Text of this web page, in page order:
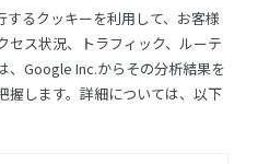
るクッキーを利用して、お客様
セス状況、トラフィック、ルーテ
、Google Inc.からその分析結果を
握します。詳細については、以下